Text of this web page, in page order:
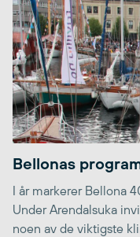
Bellonas
I år markerer Bellona
Under Arendalsuka
noen av de viktigste